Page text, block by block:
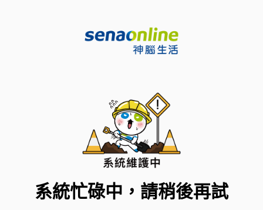
系統忙碌中，請稍後再試